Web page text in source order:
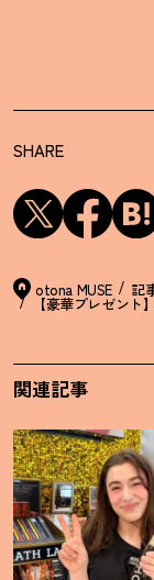
SHARE
otona MUSE 記
【豪華プレゼン
関連記事